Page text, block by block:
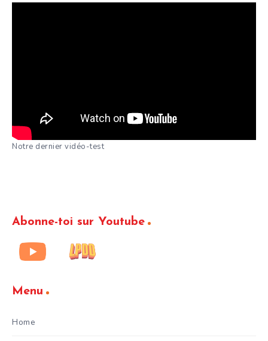
Notre dernier vidéo-test
Abonne-toi sur Youtube
Menu
Home